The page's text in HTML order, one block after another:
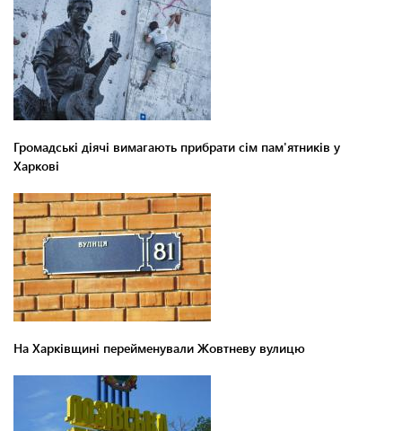
Громадські діячі вимагають прибрати сім пам'ятників у
Харкові
На Харківщині перейменували Жовтневу вулицю